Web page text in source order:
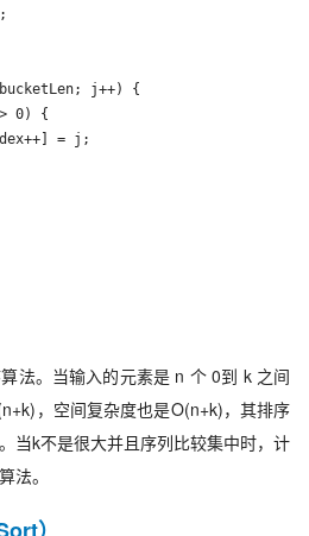
j++) {
0) {
= j;
法。当输入的元素是 n 个 0到 k 之间
，空间复杂度也是O(n+k)，其排序
当k不是很大并且序列比较集中时，计
法。